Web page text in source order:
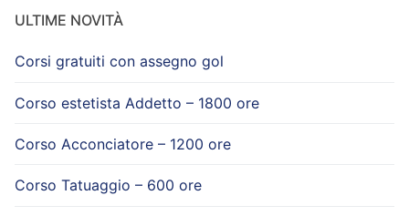
ULTIME NOVITÀ
Corsi gratuiti con assegno gol
Corso estetista Addetto – 1800 ore
Corso Acconciatore – 1200 ore
Corso Tatuaggio – 600 ore